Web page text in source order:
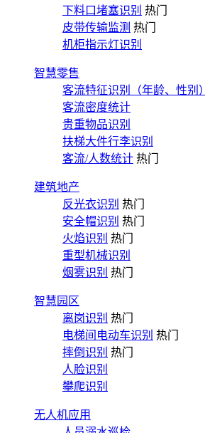
下料口堵塞识别 热门
皮带传输监测 热门
机柜指示灯识别
智慧零售
客流特征识别（年龄、性别）
客流密度统计
贵重物品识别
扶梯大件行李识别
客流/人数统计 热门
建筑地产
反光衣识别 热门
安全帽识别 热门
火焰识别 热门
重型机械识别
烟雾识别 热门
智慧园区
离岗识别 热门
电梯间电动车识别 热门
摔倒识别 热门
人脸识别
攀爬识别
无人机应用